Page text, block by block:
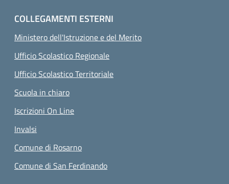
COLLEGAMENTI ESTERNI
Ministero dell'Istruzione e del Merito
Ufficio Scolastico Regionale
Ufficio Scolastico Territoriale
Scuola in chiaro
Iscrizioni On Line
Invalsi
Comune di Rosarno
Comune di San Ferdinando